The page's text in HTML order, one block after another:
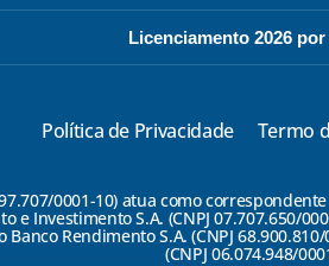
Licenciamento 2026
Política de Privacidade Termo
0001-10) atua como
Investimento S.A. (CNPJ 07.707.650/
Rendimento S.A. (CNPJ
(CNPJ 06.074.948/